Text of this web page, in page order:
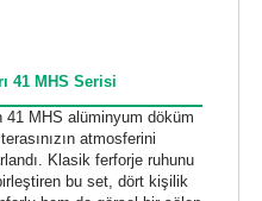
41 MHS Serisi
MHS alüminyum döküm
atmosferini
Klasik ferforje ruhunu
bu set, dört kişilik